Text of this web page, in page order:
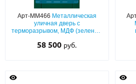
О НАС
Москве и МО
Арт-ММ466 Металлическая
уличная дверь с
терморазрывом, МДФ (зеленый
карнизом
58 500 руб.